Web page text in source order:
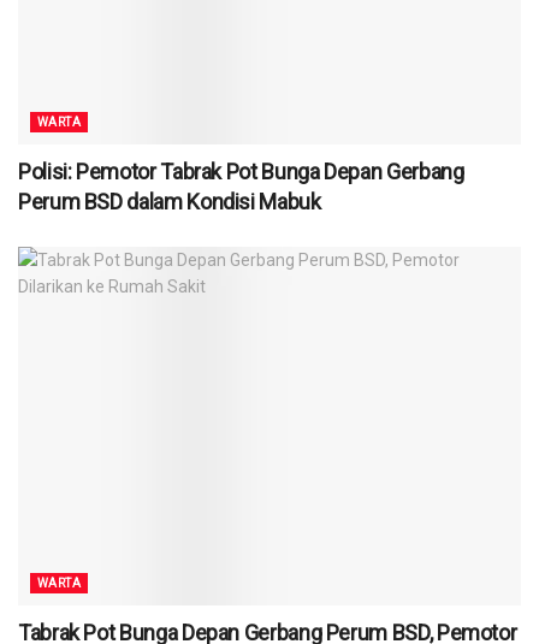
WARTA
Polisi: Pemotor Tabrak Pot Bunga Depan Gerbang
Perum BSD dalam Kondisi Mabuk
WARTA
Tabrak Pot Bunga Depan Gerbang Perum BSD, Pemotor